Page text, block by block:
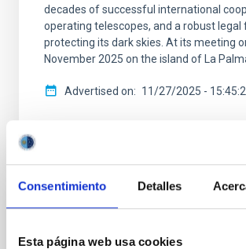
Consentimiento Detalles
Esta página web usa cookies
decades of successful international
operating telescopes, and a robust
protecting its dark skies. At its meeting
November 2025 on the island of La
Advertised on 11/27/2025 -
PRESS RELEASE
The IAC is launching the NATE